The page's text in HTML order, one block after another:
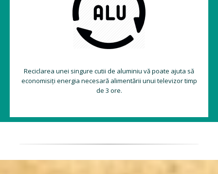
Reciclarea unei singure cutii de aluminiu vă poate ajuta să
economisiți energia necesară alimentării unui televizor timp
de 3 ore.